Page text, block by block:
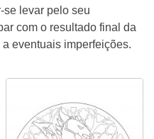
se levar pelo seu
com o resultado final da
eventuais imperfeições.